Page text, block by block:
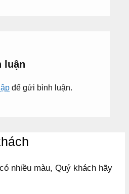
luận
để gửi bình luận.
nhiều màu, Quý khách hãy